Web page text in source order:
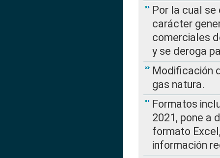
Por la cual
carácter
comerciales
y se deroga
Modificación
gas natura.
Formatos
2021, pone a
formato
información